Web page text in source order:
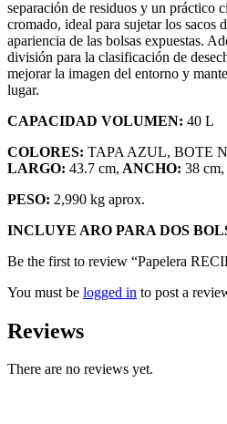
separación de residuos y un práctico
cromado, ideal para sujetar los sacos
apariencia de las bolsas expuestas.
división para la clasificación de
mejorar la imagen del entorno y
lugar.
CAPACIDAD VOLUMEN: 40 L
COLORES: TAPA AZUL, BOTE
LARGO: 43.7 cm, ANCHO: 38 cm,
PESO: 2,990 kg aprox.
INCLUYE ARO PARA DOS
Be the first to review “Papelera
You must be logged in to post a
Reviews
There are no reviews yet.